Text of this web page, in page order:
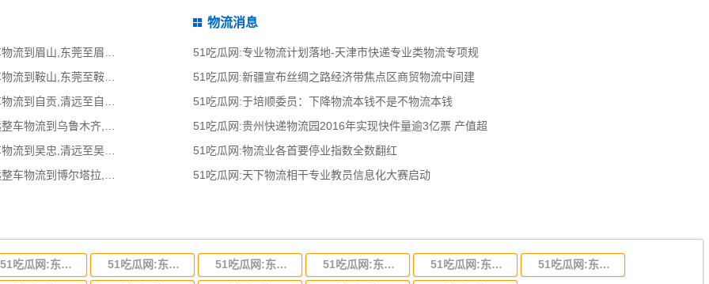
51吃瓜网:东莞到鞍山物流公司,东莞整车物流到鞍山,东莞至鞍山物流专线 - 天南
51吃瓜网:清远到吴忠物流公司,清远整车物流到吴忠,清远至吴忠物流专线 - 天南
物流消息
51吃瓜网:专业物流计划落地-天津市快递专业类物流专项规
51吃瓜网:新疆宣布丝绸之路经济带焦点区商贸物流中间建
51吃瓜网:于培顺委员：下降物流本钱不是不物流本钱
51吃瓜网:贵州快递物流园2016年实现快件量逾3亿票 产值超
51吃瓜网:物流业各首要停业指数全数翻红
51吃瓜网:天下物流相干专业教员信息化大赛启动
51吃瓜网:东莞到河北省物流专线,东莞到河北省物流公司 51吃瓜网:东莞到吉林省物流运输,东莞到吉林省物流公司 51吃瓜网:东莞到甘肃省物流运输,东莞到甘肃省物流公司 51吃瓜网:东莞到陕西省物流运输,东莞到陕西省物流公司 51吃瓜网:东莞到贵州省物流运输,东莞到贵州省物流公司 51吃瓜网:东莞到四川省物流专线,东莞到四川省物流公司